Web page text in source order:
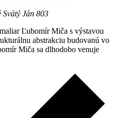
Ján 803
Ľubomír Miča s výstavou
abstrakciu budovanú vo
Miča sa dlhodobo venuje